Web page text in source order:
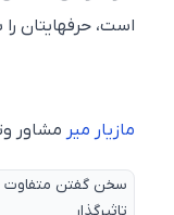
چرا نباید با آمریکا مذاکره